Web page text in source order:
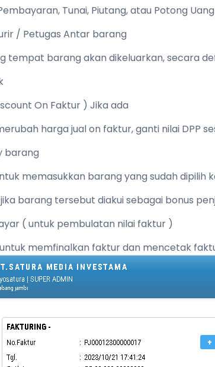
Tunai, Piutang, atau Potong
/ Petugas Antar barang
tempat barang akan dikeluarkan, secara
On Faktur ) Jika ada
harga jual on faktur, ganti nilai DPP
barang
memasukkan barang yang sudah dipilih
jika barang tersebut diakui sebagai bonus
( untuk pembulatan nilai faktur )
memfinalkan faktur dan mencetak